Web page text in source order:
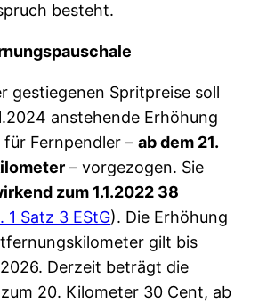
besteht.
gestiegenen Spritpreise soll
anstehende Erhöhung
für Fernpendler –ab dem 21.
– vorgezogen. Sie
zum 1.1.2022 38
1 Satz 3 EStG). Die Erhöhung
gilt bis
Derzeit beträgt die
20. Kilometer 30 Cent, ab